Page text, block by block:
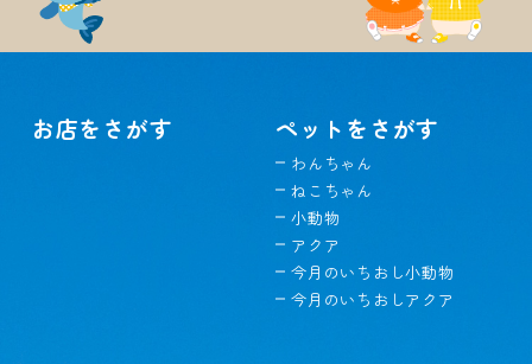
お店をさがす ペットをさがす
わんちゃん
ねこちゃん
小動物
アクア
今月のいちおし小動物
今月のいちおしアクア